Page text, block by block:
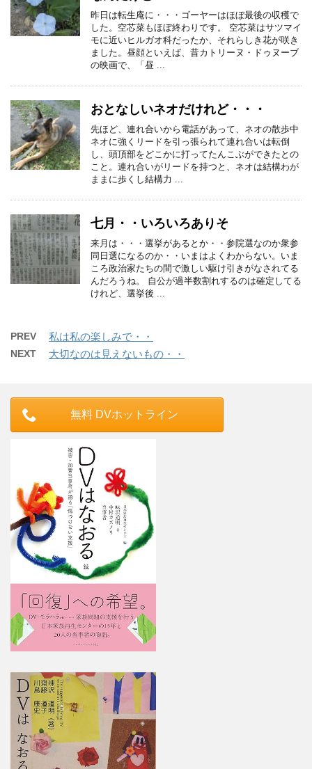
昨日は転生庵に・・・ゴーヤーはほぼ最後の収穫で
した。空芯菜もほぼ終わりです。 空芯菜はサツマイ
モに近いヒルガオ科だったか、それらしき花が咲き
ました。昼顔といえば、昔カトリーヌ・ドゥヌーブ
の映画で、「昼 ...
おとなしいネオだけれど・・・
先ほど、連れ合いから電話があって、ネオの散歩中
ネオに強くリードを引っ張られて連れ合いは転倒
し、頭頂部をどこかに打ってたんこぶができたとの
こと。連れ合いがリードを持つと、ネオは結構わが
ままに歩くし結構力 ...
七月・・いろいろありそ
来月は・・・選挙があるとか・・参院選なのか衆参
同日選になるのか・・いまはよくわからない。いま
ころ政治家たちの間で激しい駆け引きがなされてる
んだろうね。 自公が過半数割れするのは確定してる
けれど、選挙後 ...
PREV 私は私の楽しみで・・
NEXT 大切なのは見えないもの・・
無料 DVホットライン